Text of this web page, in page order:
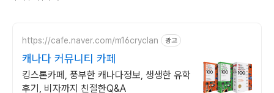
https://cafe.naver.com/m16cryclan 광고
캐나다 커뮤니티 카페
킹스톤카페, 풍부한 캐나다정보, 생생한 유학
후기, 비자까지 친절한Q&A